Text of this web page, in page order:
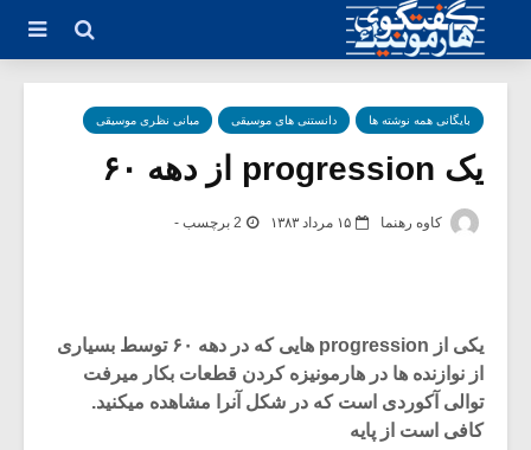
بایگانی همه نوشته ها دانستنی های موسیقی مبانی نظری موسیقی
یک progression از دهه ۶۰
کاوه رهنما ۱۵ مرداد ۱۳۸۳ 2 برچسب -
یکی از progression هایی که در دهه ۶۰ توسط بسیاری
از نوازنده ها در هارمونیزه کردن قطعات بکار میرفت
توالی آکوردی است که در شکل آنرا مشاهده میکنید.
کافی است از پایه